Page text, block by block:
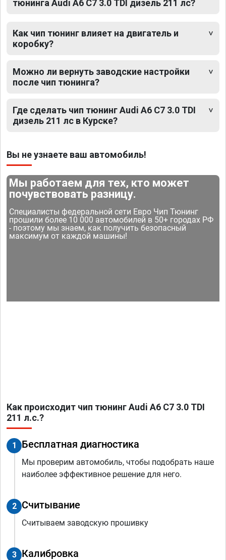
тюнинга Audi A6 C7 3.0 TDI дизель 211 лс?
Как чип тюнинг влияет на двигатель и
коробку?
Можно ли вернуть заводские настройки
после чип тюнинга?
Где сделать чип тюнинг Audi A6 C7 3.0 TDI
дизель 211 лс в Курске?
Вы не узнаете ваш автомобиль!
Мы работаем для тех, кто может
почувствовать разницу.
Специалисты федеральной сети Евро Чип Тюнинг
прошили более 10 000 автомобилей в 50+ городах РФ
- поэтому мы знаем, как получить безопасный
максимум от каждой машины!
Как происходит чип тюнинг Audi A6 C7 3.0 TDI
211 л.с.?
1 Бесплатная диагностика
Мы проверим автомобиль, чтобы подобрать наше
наиболее эффективное решение для него.
2 Считывание
Считываем заводскую прошивку
3 Калибровка